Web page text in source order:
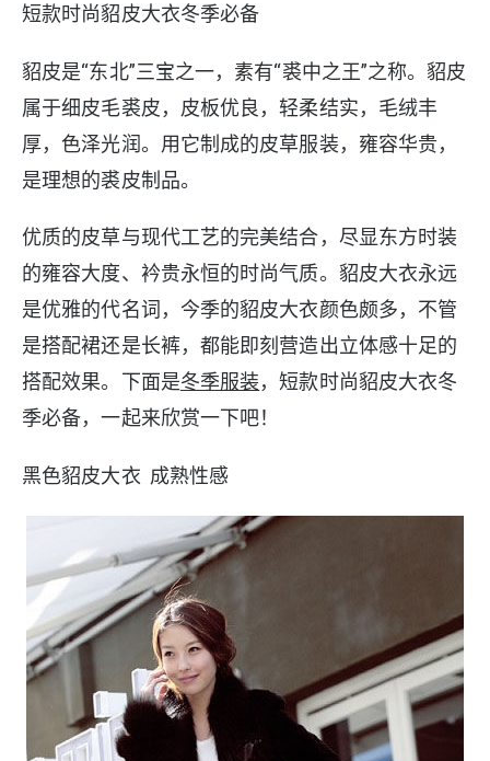
短款时尚貂皮大衣冬季必备
貂皮是“东北”三宝之一，素有“裘中之王”之称。貂皮
属于细皮毛裘皮，皮板优良，轻柔结实，毛绒丰
厚，色泽光润。用它制成的皮草服装，雍容华贵，
是理想的裘皮制品。
优质的皮草与现代工艺的完美结合，尽显东方时装
的雍容大度、衿贵永恒的时尚气质。貂皮大衣永远
是优雅的代名词，今季的貂皮大衣颜色颇多，不管
是搭配裙还是长裤，都能即刻营造出立体感十足的
搭配效果。下面是冬季服装，短款时尚貂皮大衣冬
季必备，一起来欣赏一下吧！
黑色貂皮大衣 成熟性感